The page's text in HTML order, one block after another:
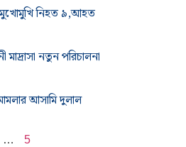
মুখোমুখি নিহত ৯,আহত
মাদ্রাসা নতুন পরিচালনা
আসামি দুলাল
… 5